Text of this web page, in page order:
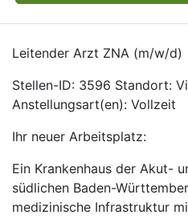
Leitender Arzt ZNA (m/w/d)
Stellen-ID: 3596 Standort:
Anstellungsart(en): Vollzeit
Ihr neuer Arbeitsplatz:
Ein Krankenhaus der Akut-
südlichen Baden-
medizinische Infrastruktur